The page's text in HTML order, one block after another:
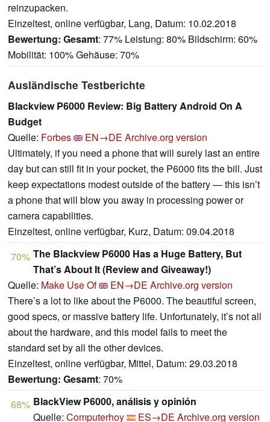
reinzupacken.
Einzeltest, online verfügbar, Lang, Datum: 10.02.2018
Bewertung: Gesamt: 77% Leistung: 80% Bildschirm: 60%
Mobilität: 100% Gehäuse: 70%
Ausländische Testberichte
Blackview P6000 Review: Big Battery Android On A
Budget
Quelle: Forbes EN→DE Archive.org version
Ultimately, if you need a phone that will surely last an entire
day but can still fit in your pocket, the P6000 fits the bill. Just
keep expectations modest outside of the battery — this isn’t
a phone that will blow you away in processing power or
camera capabilities.
Einzeltest, online verfügbar, Kurz, Datum: 09.04.2018
70% The Blackview P6000 Has a Huge Battery, But
That’s About It (Review and Giveaway!)
Quelle: Make Use Of EN→DE Archive.org version
There’s a lot to like about the P6000. The beautiful screen,
good specs, or massive battery life. Unfortunately, it’s not all
about the hardware, and this model fails to meet the
standard set by all the other devices.
Einzeltest, online verfügbar, Mittel, Datum: 29.03.2018
Bewertung: Gesamt: 70%
68% BlackView P6000, análisis y opinión
Quelle: Computerhoy ES→DE Archive.org version